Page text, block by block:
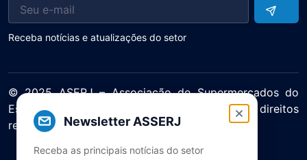
Newsletter ASSERJ
Receba as principais notícias do setor
Receba notícias e atualizações do setor
© 2025 ASERJ – Associação de Supermercados do
Estado do Rio de Janeiro. Todos os direitos
reservados.